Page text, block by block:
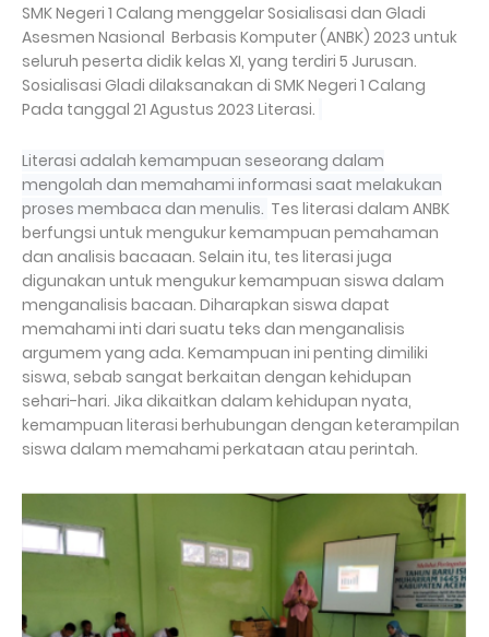
SMK Negeri 1 Calang menggelar Sosialisasi dan Gladi
Asesmen Nasional Berbasis Komputer (ANBK) 2023 untuk
seluruh peserta didik kelas XI, yang terdiri 5 Jurusan.
Sosialisasi Gladi dilaksanakan di SMK Negeri 1 Calang
Pada tanggal 21 Agustus 2023 Literasi.
Literasi adalah kemampuan seseorang dalam
mengolah dan memahami informasi saat melakukan
proses membaca dan menulis. Tes literasi dalam ANBK
berfungsi untuk mengukur kemampuan pemahaman
dan analisis bacaaan. Selain itu, tes literasi juga
digunakan untuk mengukur kemampuan siswa dalam
menganalisis bacaan. Diharapkan siswa dapat
memahami inti dari suatu teks dan menganalisis
argumem yang ada. Kemampuan ini penting dimiliki
siswa, sebab sangat berkaitan dengan kehidupan
sehari-hari. Jika dikaitkan dalam kehidupan nyata,
kemampuan literasi berhubungan dengan keterampilan
siswa dalam memahami perkataan atau perintah.